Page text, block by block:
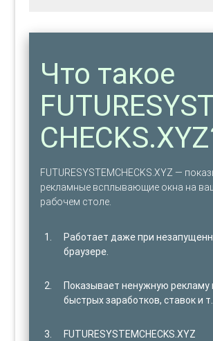
Что такое
FUTURESYSTEMCHECKS.XYZ —
рекламные всплывающие окна на
рабочем столе.
Работает даже при
браузере.
Показывает ненужную рекламу
быстрых заработков, ставок и
FUTURESYSTEMCHECKS.XYZ